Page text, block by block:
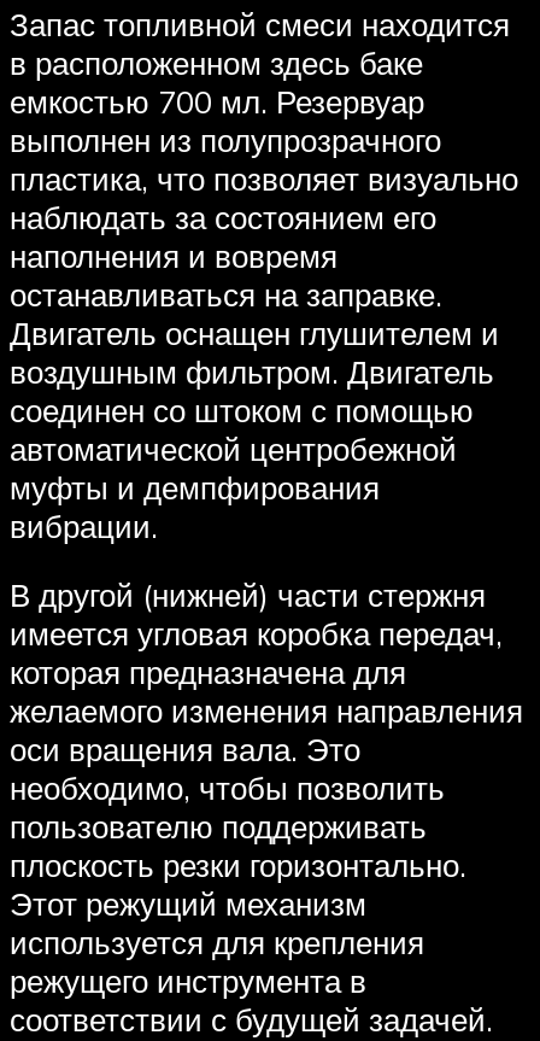
Запас топливной смеси находится
в расположенном здесь баке
емкостью 700 мл. Резервуар
выполнен из полупрозрачного
пластика, что позволяет визуально
наблюдать за состоянием его
наполнения и вовремя
останавливаться на заправке.
Двигатель оснащен глушителем и
воздушным фильтром. Двигатель
соединен со штоком с помощью
автоматической центробежной
муфты и демпфирования
вибрации.
В другой (нижней) части стержня
имеется угловая коробка передач,
которая предназначена для
желаемого изменения направления
оси вращения вала. Это
необходимо, чтобы позволить
пользователю поддерживать
плоскость резки горизонтально.
Этот режущий механизм
используется для крепления
режущего инструмента в
соответствии с будущей задачей.